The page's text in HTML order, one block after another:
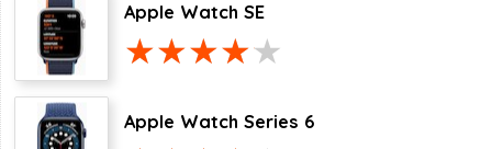
Apple Watch SE
Apple Watch Series 6